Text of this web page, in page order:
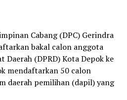
Cabang (DPC) Gerindra
bakal calon anggota
Daerah (DPRD) Kota Depok ke
mendaftarkan 50 calon
daerah pemilihan (dapil) yang